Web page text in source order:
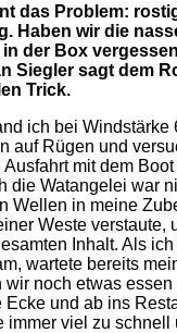
das Problem:
Haben wir die
in der Box
Siegler sagt dem
Trick.
ich bei Windstärke
auf Rügen und
mit dem
die Watangelei war
Wellen in meine
Weste verstaute,
Inhalt. Als
wartete bereits
noch etwas essen
und ab ins
immer viel zu schnell